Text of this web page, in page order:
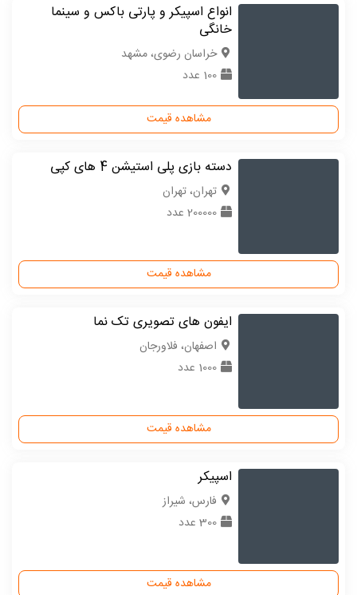
انواع اسپیکر و پارتی باکس و سینما
خانگی
خراسان رضوی، مشهد
100 عدد
مشاهده قیمت
دسته بازی پلی استیشن 4 های کپی
تهران، تهران
200000 عدد
مشاهده قیمت
ایفون های تصویری تک نما
اصفهان، فلاورجان
1000 عدد
مشاهده قیمت
اسپیکر
فارس، شیراز
300 عدد
مشاهده قیمت